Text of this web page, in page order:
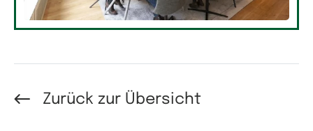
Zurück zur Übersicht